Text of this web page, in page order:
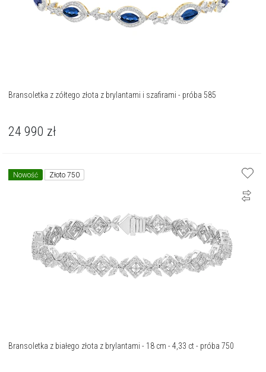
Bransoletka z zółtego złota z brylantami i szafirami - próba 585
24 990 zł
Nowość Złoto 750
Bransoletka z białego złota z brylantami - 18 cm - 4,33 ct - próba 750